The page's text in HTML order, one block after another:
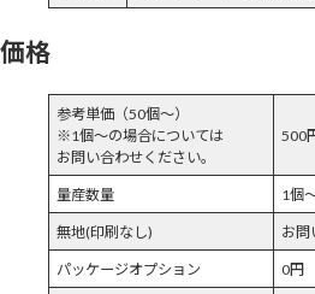
価格
参考単価（50個～）
※1個～の場合については
お問い合わせください。
500
量産数量 1個
無地(印刷なし) お問
パッケージオプション 0円